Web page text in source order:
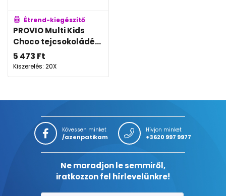
Étrend-kiegészítő
PROVIO Multi Kids
Choco tejcsokoládé...
5 473 Ft
Kiszerelés: 20X
Kövessen minket
/azenpatikam
Hívjon minket
+3620 997 9977
Ne maradjon le semmiről,
iratkozzon fel hírlevelünkre!